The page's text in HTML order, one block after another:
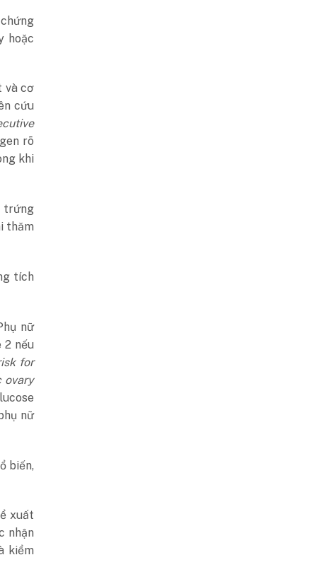
hoặc
và cơ
cứu
rõ
khi
trứng
thăm
tích
nữ
2 nếu
for
ovary
nữ
biến,
xuất
nhận
kiểm